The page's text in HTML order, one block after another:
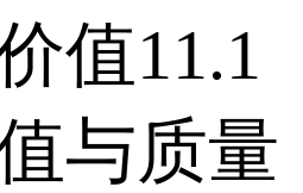
值 11.1
与质量